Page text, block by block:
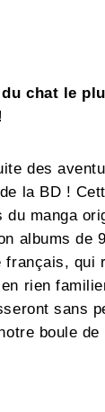
chat le
des
la BD !
du manga
albums de
français, qui
rien
sans
boule de